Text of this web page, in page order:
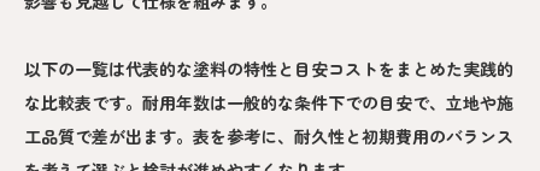
以下の一覧は代表的な塗料の特性と目安コストをまとめた実践的
な比較表です。耐用年数は一般的な条件下での目安で、立地や施
工品質で差が出ます。表を参考に、耐久性と初期費用のバランス